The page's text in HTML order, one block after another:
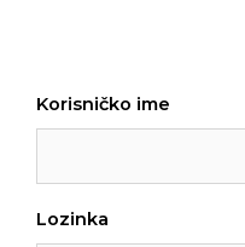
Korisničko ime
Lozinka